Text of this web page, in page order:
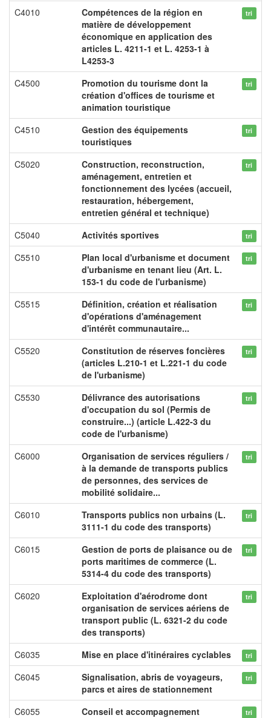
C4010
Compétences de la région en
matière de développement
économique en application des
articles L. 4211-1 et L. 4253-1 à
L4253-3
tri
C4500
Promotion du tourisme dont la
création d'offices de tourisme et
animation touristique
tri
C4510
Gestion des équipements
touristiques
tri
C5020
Construction, reconstruction,
aménagement, entretien et
fonctionnement des lycées (accueil,
restauration, hébergement,
entretien général et technique)
tri
C5040 Activités sportives tri
C5510
Plan local d'urbanisme et document
d'urbanisme en tenant lieu (Art. L.
153-1 du code de l'urbanisme)
tri
C5515
Définition, création et réalisation
d'opérations d'aménagement
d'intérêt communautaire...
tri
C5520
Constitution de réserves foncières
(articles L.210-1 et L.221-1 du code
de l'urbanisme)
tri
C5530
Délivrance des autorisations
d'occupation du sol (Permis de
construire...) (article L.422-3 du
code de l'urbanisme)
tri
C6000
Organisation de services réguliers /
à la demande de transports publics
de personnes, des services de
mobilité solidaire...
tri
C6010
Transports publics non urbains (L.
3111-1 du code des transports)
tri
C6015
Gestion de ports de plaisance ou de
ports maritimes de commerce (L.
5314-4 du code des transports)
tri
C6020
Exploitation d'aérodrome dont
organisation de services aériens de
transport public (L. 6321-2 du code
des transports)
tri
C6035 Mise en place d'itinéraires cyclables tri
C6045
Signalisation, abris de voyageurs,
parcs et aires de stationnement
tri
C6055
Conseil et accompagnement
tri